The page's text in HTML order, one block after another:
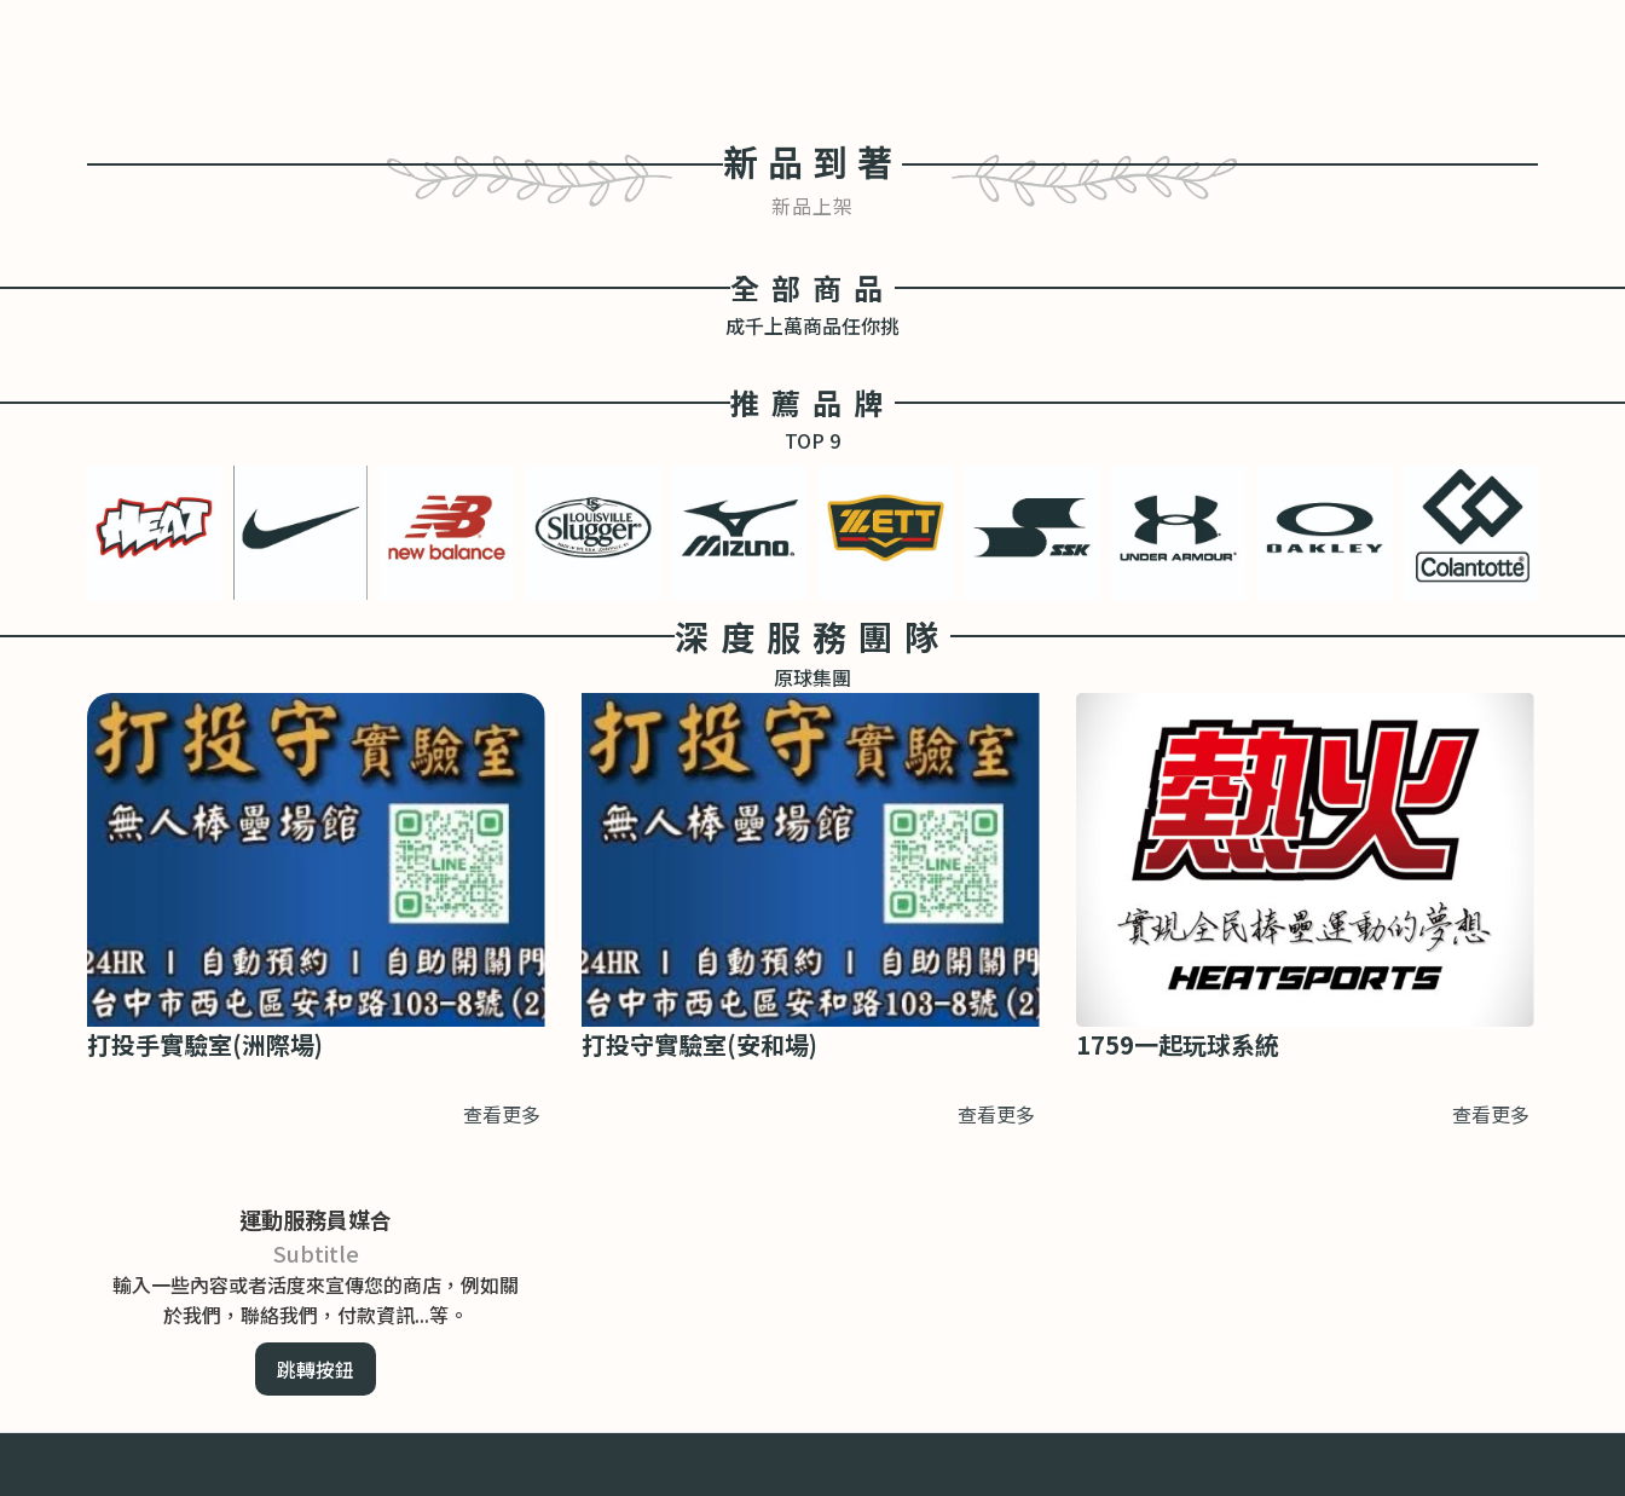
新品到著
新品上架
全部商品
成千上萬商品任你挑
推薦品牌
TOP 9
深度服務團隊
原球集團
打投手實驗室(洲際場)
查看更多
打投守實驗室(安和場)
查看更多
1759一起玩球系統
查看更多
運動服務員媒合
Subtitle
輸入一些內容或者活度來宣傳您的商店，例如關
於我們，聯絡我們，付款資訊...等。
跳轉按鈕